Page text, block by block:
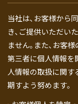
当社は､お客様から
き､ご提供いただい
ません｡また､お客
第三者に個人情報を
人情報の取扱に関
期すよう努めます｡